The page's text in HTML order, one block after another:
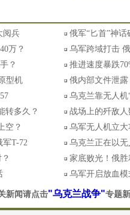
阅兵
俄军“匕首”神
万？
乌军跨域打击
？
推进速度暴跌
型机
俄内部文件泄
乌克兰靠无人
转多久？
战场上的歼敌
空？
乌军无人机立
军T-72
乌克兰正在以
家底败光！俄
乌军开启放血
新闻请点击"乌克兰战争"专题